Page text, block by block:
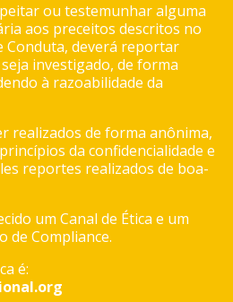
ou testemunhar alguma
aos preceitos descritos no
Conduta, deverá reportar
investigado, de forma
à razoabilidade da
realizados de forma anônima,
da confidencialidade e
reportes realizados de boa-
um Canal de Ética e um
de Compliance.
é: